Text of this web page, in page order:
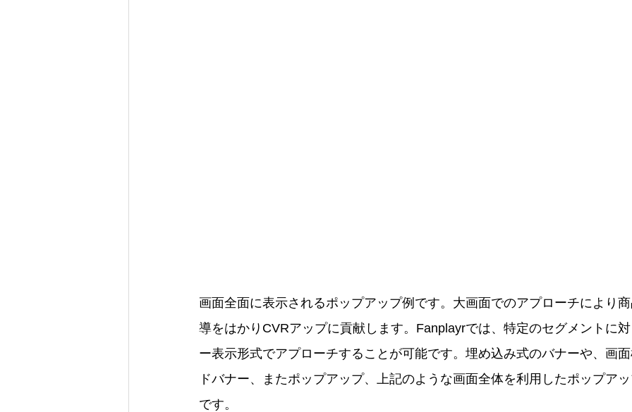
画面全面に表示されるポップアップ例です。大画面でのアプローチにより
導をはかりCVRアップに貢献します。Fanplayrでは、特定のセグメントに
ー表示形式でアプローチすることが可能です。埋め込み式のバナーや、画
ドバナー、またポップアップ、上記のような画面全体を利用したポップア
です。